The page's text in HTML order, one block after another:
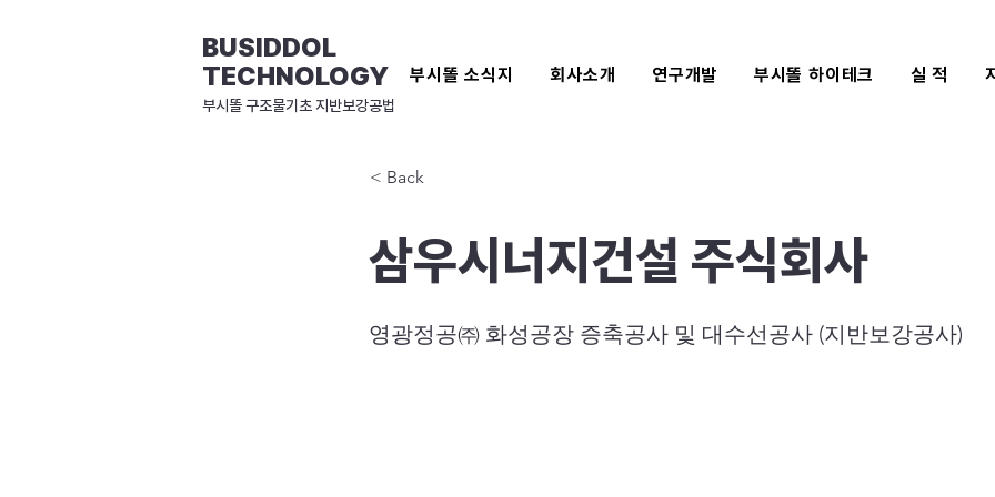
BUSIDDOL
TECHNOLOGY
부시똘 소식지 회사소개 연구개발 부시똘 하이테크 실 적
​부시똘 구조물기초 지반보강공법
< Back
삼우시너지건설 주식회사
영광정공㈜ 화성공장 증축공사 및 대수선공사 (지반보강공사)